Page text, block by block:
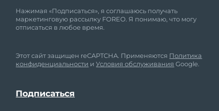
Нажимая «Подписаться», я соглашаюсь получать
маркетинговую рассылку FOREO. Я понимаю, что могу
отписаться в любое время.
Этот сайт защищен reCAPTCHA. Применяются Политика
конфиденциальности иУсловия обслуживания Google.